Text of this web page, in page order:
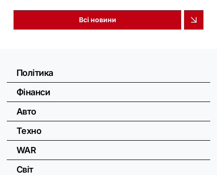
Всі новини
Політика
Фінанси
Авто
Техно
WAR
Світ